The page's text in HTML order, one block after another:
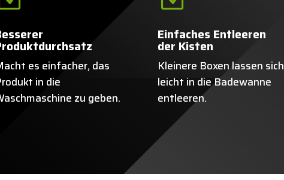
es einfacher, das
in die
zu geben.
Einfaches Entleeren
der Kisten
Kleinere Boxen lassen sich
leicht in die Badewanne
entleeren.